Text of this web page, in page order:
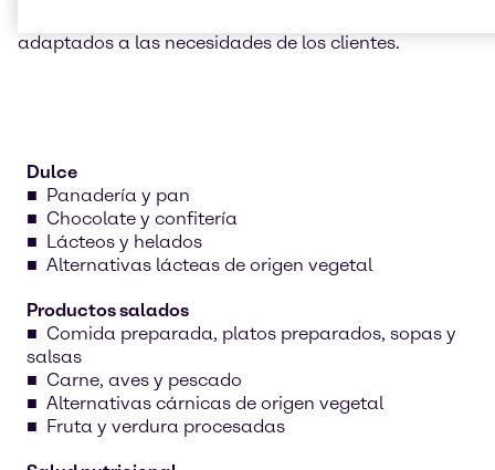
adaptados a las necesidades de los clientes.
Dulce
Panadería y pan
Chocolate y confitería
Lácteos y helados
Alternativas lácteas de origen vegetal
Productos salados
Comida preparada, platos preparados, sopas y
salsas
Carne, aves y pescado
Alternativas cárnicas de origen vegetal
Fruta y verdura procesadas